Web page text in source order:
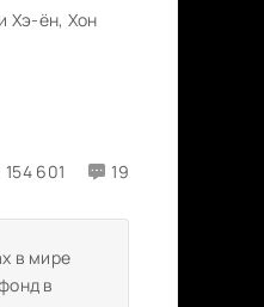
154 601 19
Хэ-ён, Хон
в мире
в